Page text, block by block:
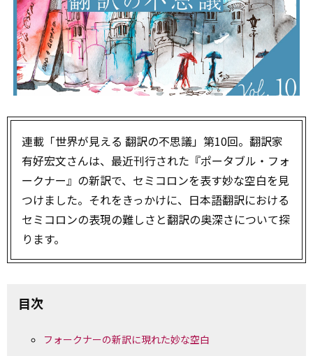
連載「世界が見える 翻訳の不思議」第10回。翻訳家
有好宏文さんは、最近刊行された『ポータブル・フォ
ークナー』の新訳で、セミコロンを表す妙な空白を見
つけました。それをきっかけに、日本語翻訳における
セミコロンの表現の難しさと翻訳の奥深さについて探
ります。
目次
フォークナーの新訳に現れた妙な空白